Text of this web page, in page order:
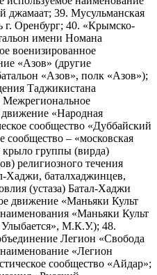
джамаат; 39. Мусульманская
г. Оренбург; 40. «Крымско-
имени Номана
военизированное
«Азов» (другие
«Азов», полк «Азов»);
Таджикистана
Межрегиональное
движение «Народная
сообщество «Дуббайский
сообщество – «московская
группы (вирда)
религиозного течения
Хаджи, баталхаджинцев,
(устаза) Батал-Хаджи
движение «Маньяки Культ
«Маньяки Культ
М.К.У.); 48.
Легион «Свобода
«Легион
сообщество «Айдар»;